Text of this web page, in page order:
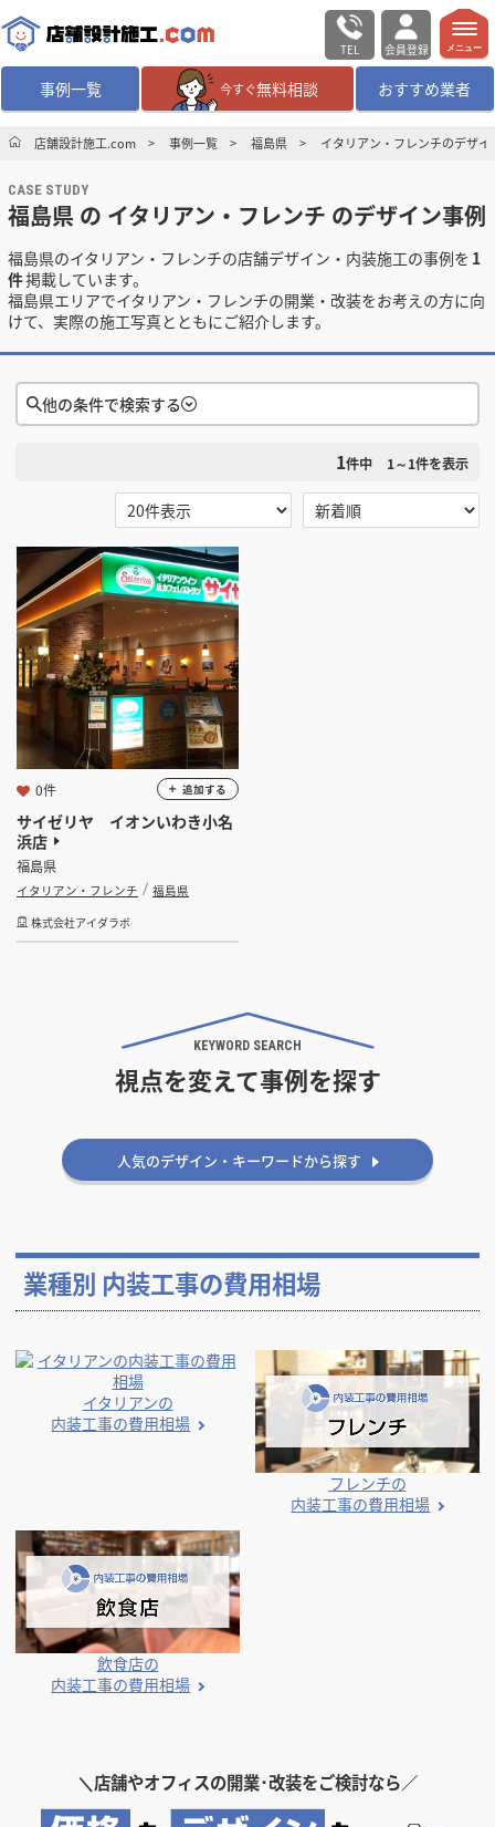
TEL 会員登録
事例一覧 今すぐ無料相談 おすすめ業者
無料相談 ログイン／会員登録
デザイン設計・施工 業者を探す
店舗・商業施設の 施工事例を探す
マッチング案件一覧
店舗設計施工.comとは
掲載希望のデザイン設計・施工会社様へ
店舗開業・改装をご検討中の方へ
メニュー
店舗設計施工.com 事例一覧 福島県 イタリアン・フレンチのデザイ
CASE STUDY
福島県 の イタリアン・フレンチ のデザイン事例
福島県のイタリアン・フレンチの店舗デザイン・内装施工の事例を 1
件掲載しています。
福島県エリアでイタリアン・フレンチの開業・改装をお考えの方に向
けて、実際の施工写真とともにご紹介します。
他の条件で検索する
検索条件をクリア
福島県
業種
イタリアン・フレンチ
設計・施工範囲
設計施工会社
会員ログインすると検索できます。
坪 ～
検索する
1件中 1～1件を表示
サイゼリヤ イオンいわき小名
浜店
福島県
イタリアン・フレンチ
福島県
株式会社アイダラボ
0件 追加する
KEYWORD SEARCH
視点を変えて事例を探す
人気のデザイン・キーワードから探す
業種別 内装工事の費用相場
イタリアンの
内装工事の費用相場
フレンチの
内装工事の費用相場
飲食店の
内装工事の費用相場
＼店舗やオフィスの開業･改装をご検討なら／